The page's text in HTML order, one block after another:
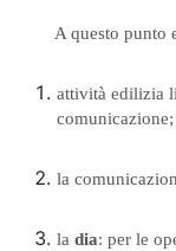
A questo punto
attività edilizia
comunicazione;
la
la dia: per le